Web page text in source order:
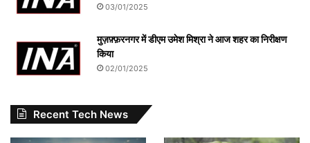
03/01/2025
मुज़फ़्फ़रनगर में डीएम उमेश मिश्रा ने आज शहर का निरीक्षण
किया
02/01/2025
Recent Tech News